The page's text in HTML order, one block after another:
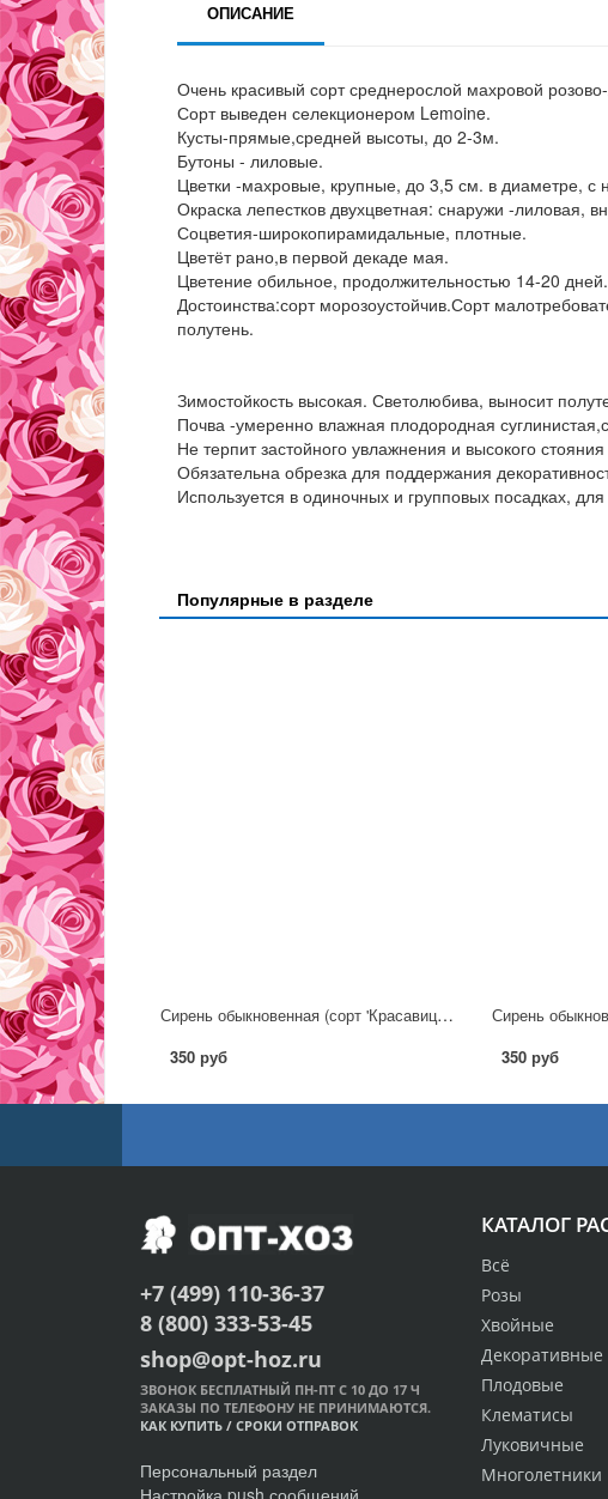
ОПИСАНИЕ
Очень красивый сорт среднерослой махровой
Сорт выведен селекционером Lemoine.
Кусты-прямые,средней высоты, до 2-3м.
Бутоны - лиловые.
Цветки -махровые, крупные, до 3,5 см. в диаметре, с
Окраска лепестков двухцветная: снаружи -лиловая,
Соцветия-широкопирамидальные, плотные.
Цветёт рано,в первой декаде мая.
Цветение обильное, продолжительностью 14-20 дней.
Достоинства:сорт морозоустойчив.Сорт
полутень.
Зимостойкость высокая. Светолюбива, выносит
Почва -умеренно влажная плодородная
Не терпит застойного увлажнения и высокого
Обязательна обрезка для поддержания
Используется в одиночных и групповых посадках,
Популярные в разделе
Сирень обыкновенная (сорт 'Красавица Москвы')
350 руб
Сирень
350 руб
КАТАЛОГ
Всё
Розы
Хвойные
Декоративные
Плодовые
Клематисы
Луковичные
Многолетники
+7 (499) 110-36-37
8 (800) 333-53-45
shop@opt-hoz.ru
ЗВОНОК БЕСПЛАТНЫЙ ПН-ПТ С 10 ДО 17 Ч
ЗАКАЗЫ ПО ТЕЛЕФОНУ НЕ ПРИНИМАЮТСЯ.
КАК КУПИТЬ / СРОКИ ОТПРАВОК
Персональный раздел
Настройка push сообщений